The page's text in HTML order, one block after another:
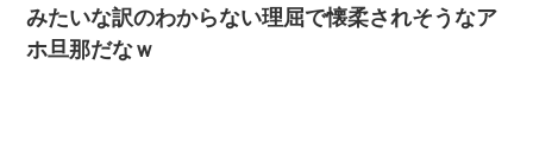
みたいな訳のわからない理屈で懐柔されそうなア
ホ旦那だなｗ